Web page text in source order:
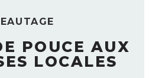
POUCE AUX
LOCALES